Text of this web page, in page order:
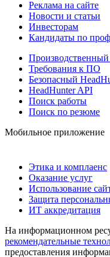
Реклама на сайте
Новости и статьи
Инвесторам
Кандидаты по
Производственный
Требования к ПО
Безопасный
HeadHunter API
Поиск работы
Поиск по резюме
Мобильное приложение
Этика и комплаенс
Оказание услуг
Использование
Защита
ИТ аккредитация
На информационном
рекомендательные
предоставления